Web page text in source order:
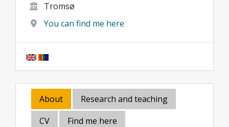
Tromsø
You can find me here
About
Research and teaching
CV
Find me here